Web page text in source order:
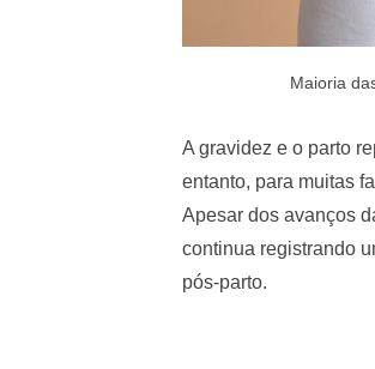
Maioria
A gravidez e o parto
entanto, para muitas
Apesar dos avanços
continua registrando
pós-parto.